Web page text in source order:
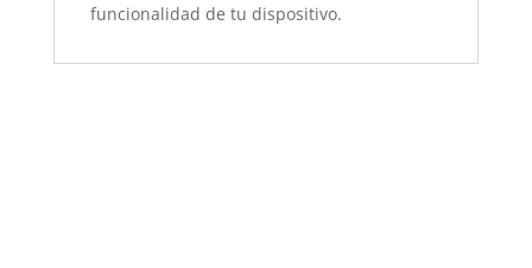
funcionalidad de tu dispositivo.